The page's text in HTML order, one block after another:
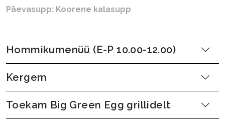
Päevasupp: Koorene kalasupp
Hommikumenüü (E-P 10.00-12.00)
Kergem
Toekam Big Green Egg grillidelt